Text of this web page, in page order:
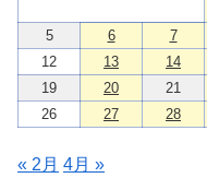
5
6 7
12
13 14
19
20 21
26
27 28
« 2月 4月 »